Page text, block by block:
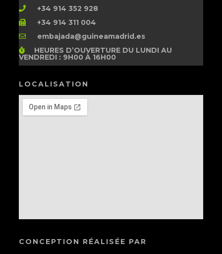
+34 914 352 928
+34 914 311 004
embajada@guineamadrid.es
HEURES D’OUVERTUREDU LUNDI AU
VENDREDI : 9H00 À 16H00
LOCALISATION
CONCEPTION RÉALISÉE PAR